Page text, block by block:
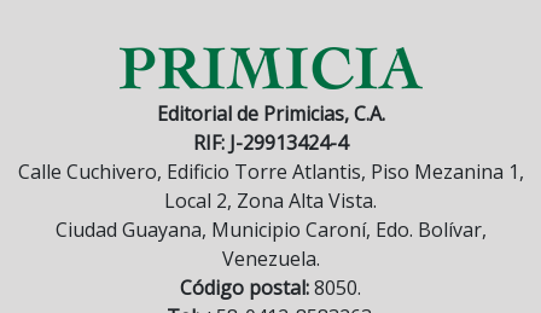
Editorial de Primicias, C.A.
RIF: J-29913424-4
Calle Cuchivero, Edificio Torre Atlantis, Piso Mezanina 1,
Local 2, Zona Alta Vista.
Ciudad Guayana, Municipio Caroní, Edo. Bolívar,
Venezuela.
Código postal:8050.